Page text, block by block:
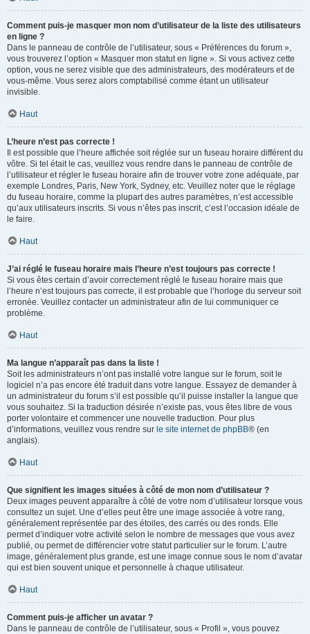
Comment puis-je masquer mon nom d’utilisateur de la liste des utilisateurs
en ligne ?
Dans le panneau de contrôle de l’utilisateur, sous « Préférences du forum »,
vous trouverez l’option « Masquer mon statut en ligne ». Si vous activez cette
option, vous ne serez visible que des administrateurs, des modérateurs et de
vous-même. Vous serez alors comptabilisé comme étant un utilisateur
invisible.
Haut
L’heure n’est pas correcte !
Il est possible que l’heure affichée soit réglée sur un fuseau horaire différent du
vôtre. Si tel était le cas, veuillez vous rendre dans le panneau de contrôle de
l’utilisateur et régler le fuseau horaire afin de trouver votre zone adéquate, par
exemple Londres, Paris, New York, Sydney, etc. Veuillez noter que le réglage
du fuseau horaire, comme la plupart des autres paramètres, n’est accessible
qu’aux utilisateurs inscrits. Si vous n’êtes pas inscrit, c’est l’occasion idéale de
le faire.
Haut
J’ai réglé le fuseau horaire mais l’heure n’est toujours pas correcte !
Si vous êtes certain d’avoir correctement réglé le fuseau horaire mais que
l’heure n’est toujours pas correcte, il est probable que l’horloge du serveur soit
erronée. Veuillez contacter un administrateur afin de lui communiquer ce
problème.
Haut
Ma langue n’apparaît pas dans la liste !
Soit les administrateurs n’ont pas installé votre langue sur le forum, soit le
logiciel n’a pas encore été traduit dans votre langue. Essayez de demander à
un administrateur du forum s’il est possible qu’il puisse installer la langue que
vous souhaitez. Si la traduction désirée n’existe pas, vous êtes libre de vous
porter volontaire et commencer une nouvelle traduction. Pour plus
d’informations, veuillez vous rendre sur le site internet de phpBB® (en
anglais).
Haut
Que signifient les images situées à côté de mon nom d’utilisateur ?
Deux images peuvent apparaître à côté de votre nom d’utilisateur lorsque vous
consultez un sujet. Une d’elles peut être une image associée à votre rang,
généralement représentée par des étoiles, des carrés ou des ronds. Elle
permet d’indiquer votre activité selon le nombre de messages que vous avez
publié, ou permet de différencier votre statut particulier sur le forum. L’autre
image, généralement plus grande, est une image connue sous le nom d’avatar
qui est bien souvent unique et personnelle à chaque utilisateur.
Haut
Comment puis-je afficher un avatar ?
Dans le panneau de contrôle de l’utilisateur, sous « Profil », vous pouvez